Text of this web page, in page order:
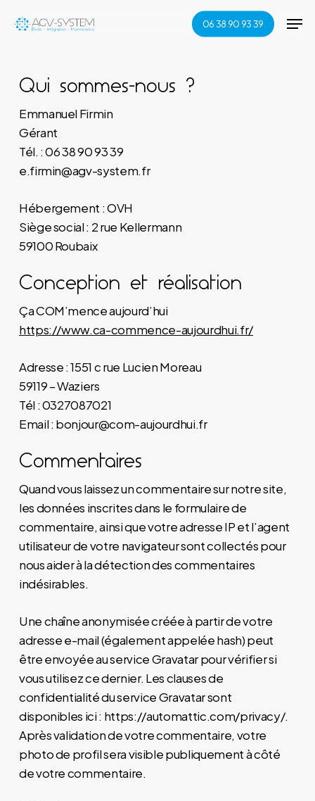
06 38 90 93 39
Qui sommes-nous ?
Emmanuel Firmin
Gérant
Tél. : 06 38 90 93 39
e.firmin@agv-system.fr
Hébergement : OVH
Siège social : 2 rue Kellermann
59100 Roubaix
Conception et réalisation
Ça COM’mence aujourd’hui
https://www.ca-commence-aujourdhui.fr/
Adresse : 1551 c rue Lucien Moreau
59119 – Waziers
Tél : 0327087021
Email : bonjour@com-aujourdhui.fr
Commentaires
Quand vous laissez un commentaire sur notre site,
les données inscrites dans le formulaire de
commentaire, ainsi que votre adresse IP et l’agent
utilisateur de votre navigateur sont collectés pour
nous aider à la détection des commentaires
indésirables.
Une chaîne anonymisée créée à partir de votre
adresse e-mail (également appelée hash) peut
être envoyée au service Gravatar pour vérifier si
vous utilisez ce dernier. Les clauses de
confidentialité du service Gravatar sont
disponibles ici : https://automattic.com/privacy/.
Après validation de votre commentaire, votre
photo de profil sera visible publiquement à côté
de votre commentaire.